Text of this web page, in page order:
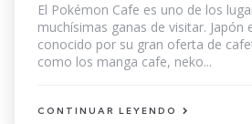
El Pokémon Cafe es uno de los
muchísimas ganas de visitar. Japón
conocido por su gran oferta de
como los manga cafe, neko...
CONTINUAR LEYENDO